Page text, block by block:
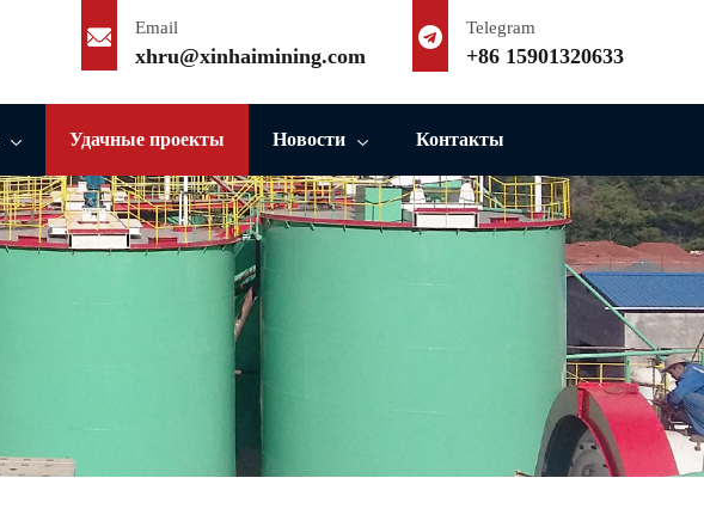
Email
xhru@xinhaimining.com
Telegram
+86 15901320633
Удачные проекты Новости Контакты